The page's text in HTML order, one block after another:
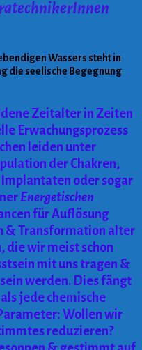
Wassers steht in
die seelische Begegnung
Zeitalter in Zeiten
Erwachungsprozess
leiden unter
der Chakren,
oder sogar
Energetischen
für Auflösung
& Transformation alter
die wir meist schon
mit uns tragen &
werden. Dies fängt
jede chemische
Wollen wir
reduzieren?